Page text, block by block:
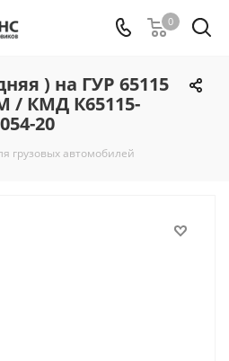
0
) на ГУР 65115
/ КМД К65115-
20
грузовых автомобилей